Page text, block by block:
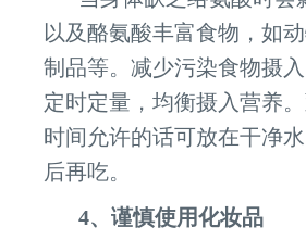
以及酪氨酸丰富食物，如
制品等。减少污染食物摄
定时定量，均衡摄入营养
时间允许的话可放在干净
后再吃。
4、谨慎使用化妆品